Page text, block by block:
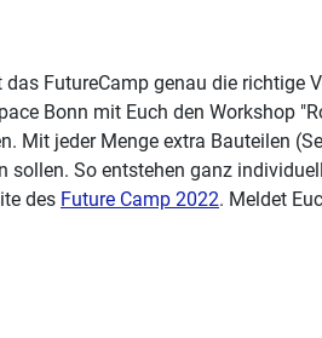
FutureCamp genau die richtige
Bonn mit Euch den Workshop
Mit jeder Menge extra Bauteilen
So entstehen ganz
des Future Camp 2022. Meldet